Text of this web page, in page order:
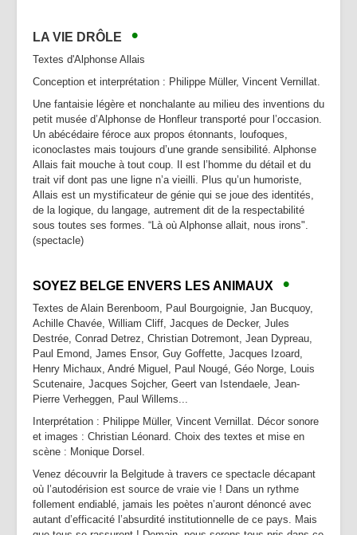
LA VIE DRÔLE •
Textes d'Alphonse Allais
Conception et interprétation : Philippe Müller, Vincent Vernillat.
Une fantaisie légère et nonchalante au milieu des inventions du
petit musée d’Alphonse de Honfleur transporté pour l’occasion.
Un abécédaire féroce aux propos étonnants, loufoques,
iconoclastes mais toujours d’une grande sensibilité. Alphonse
Allais fait mouche à tout coup. Il est l’homme du détail et du
trait vif dont pas une ligne n’a vieilli. Plus qu’un humoriste,
Allais est un mystificateur de génie qui se joue des identités,
de la logique, du langage, autrement dit de la respectabilité
sous toutes ses formes. “Là où Alphonse allait, nous irons".
(spectacle)
SOYEZ BELGE ENVERS LES ANIMAUX •
Textes de Alain Berenboom, Paul Bourgoignie, Jan Bucquoy,
Achille Chavée, William Cliff, Jacques de Decker, Jules
Destrée, Conrad Detrez, Christian Dotremont, Jean Dypreau,
Paul Emond, James Ensor, Guy Goffette, Jacques Izoard,
Henry Michaux, André Miguel, Paul Nougé, Géo Norge, Louis
Scutenaire, Jacques Sojcher, Geert van Istendaele, Jean-
Pierre Verheggen, Paul Willems...
Interprétation : Philippe Müller, Vincent Vernillat. Décor sonore
et images : Christian Léonard. Choix des textes et mise en
scène : Monique Dorsel.
Venez découvrir la Belgitude à travers ce spectacle décapant
où l’autodérision est source de vraie vie ! Dans un rythme
follement endiablé, jamais les poètes n’auront dénoncé avec
autant d’efficacité l’absurdité institutionnelle de ce pays. Mais